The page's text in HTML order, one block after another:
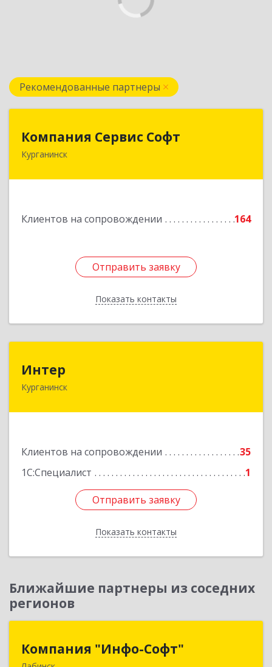
Рекомендованные партнеры
Компания Сервис Софт
Курганинск
Клиентов на сопровождении 164
Отправить заявку
Показать контакты
Компания Сервис Софт
352430, Краснодарский край, Курганинск г,
Отправить заявку
Назад
Интер
Курганинск
Клиентов на сопровождении
35
1С:Специалист
1
Отправить заявку
Показать контакты
352430, Краснодарский край, Курганинск г,
Отправить заявку
Назад
Ближайшие партнеры из соседних
регионов
Компания "Инфо-Софт"
Компания "Инфо-Софт"